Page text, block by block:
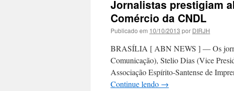
Jornalistas prestigiam
Comércio da CNDL
Publicado em 10/10/2013 por DIRJH
BRASÍLIA [ ABN NEWS ] — Os
Comunicação), Stelio Dias (Vice
Associação Espírito-Santense de
Continue lendo →